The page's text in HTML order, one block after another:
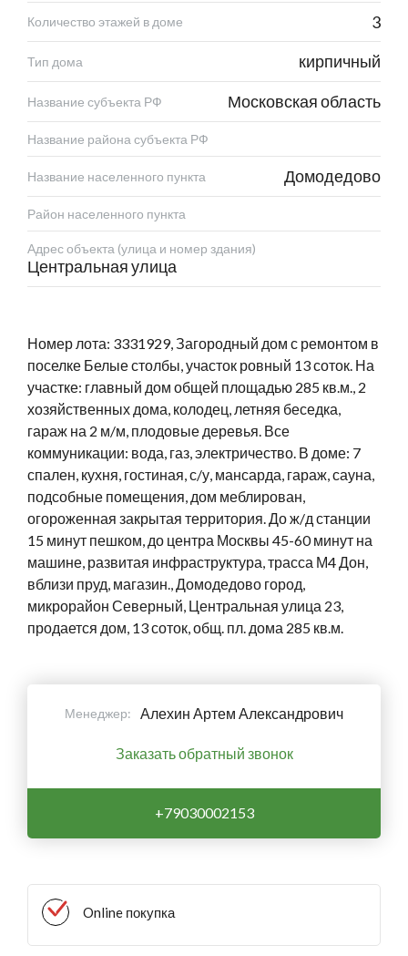
Количество этажей в доме 3
Тип дома кирпичный
Название субъекта РФ Московская область
Название района субъекта РФ
Название населенного пункта Домодедово
Район населенного пункта
Адрес объекта (улица и номер здания)
Центральная улица
Номер лота: 3331929, Загородный дом с ремонтом в
поселке Белые столбы, участок ровный 13 соток. На
участке: главный дом общей площадью 285 кв.м., 2
хозяйственных дома, колодец, летняя беседка,
гараж на 2 м/м, плодовые деревья. Все
коммуникации: вода, газ, электричество. В доме: 7
спален, кухня, гостиная, с/у, мансарда, гараж, сауна,
подсобные помещения, дом меблирован,
огороженная закрытая территория. До ж/д станции
15 минут пешком, до центра Москвы 45-60 минут на
машине, развитая инфраструктура, трасса М4 Дон,
вблизи пруд, магазин., Домодедово город,
микрорайон Северный, Центральная улица 23,
продается дом, 13 соток, общ. пл. дома 285 кв.м.
Менеджер: Алехин Артем Александрович
Заказать обратный звонок
+79030002153
Online покупка